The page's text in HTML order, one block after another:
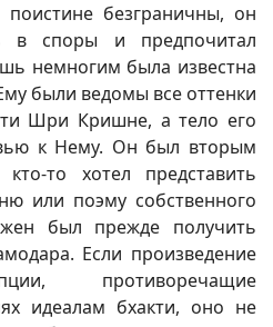
безграничны, он
в споры и предпочитал
немногим была известна
были ведомы все оттенки
Шри Кришне, а тело его
к Нему. Он был вторым
то хотел представить
или поэму собственного
был прежде получить
Если произведение
противоречащие
идеалам бхакти, оно не